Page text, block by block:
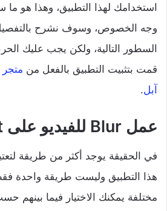
استخدامك لهذا التطبيق، وهذا هو
وجه الخصوص، وسوف نشرح
السطور التالية، ولكن يجب عليك
قمت بتثبيت التطبيق بالفعل من
آبل.
عمل Blur للفيديو على CapCut
في الحقيقة يوجد أكثر من طريقة
مختلفة يمكنك الاختيار فيما بينهم